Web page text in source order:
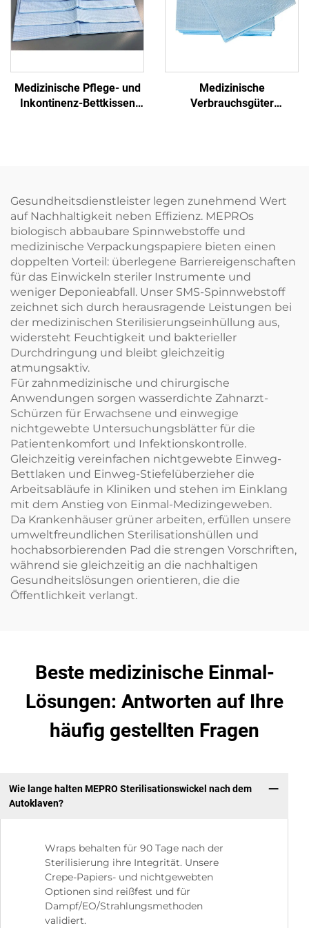
Medizinische Pflege- und
Inkontinenz-Bettkissen
Medizinische
Verbrauchsgüter
Gesundheitsdienstleister legen zunehmend Wert
auf Nachhaltigkeit neben Effizienz. MEPROs
biologisch abbaubare Spinnwebstoffe und
medizinische Verpackungspapiere bieten einen
doppelten Vorteil: überlegene Barriereigenschaften
für das Einwickeln steriler Instrumente und
weniger Deponieabfall. Unser SMS-Spinnwebstoff
zeichnet sich durch herausragende Leistungen bei
der medizinischen Sterilisierungseinhüllung aus,
widersteht Feuchtigkeit und bakterieller
Durchdringung und bleibt gleichzeitig
atmungsaktiv.
Für zahnmedizinische und chirurgische
Anwendungen sorgen wasserdichte Zahnarzt-
Schürzen für Erwachsene und einwegige
nichtgewebte Untersuchungsblätter für die
Patientenkomfort und Infektionskontrolle.
Gleichzeitig vereinfachen nichtgewebte Einweg-
Bettlaken und Einweg-Stiefelüberzieher die
Arbeitsabläufe in Kliniken und stehen im Einklang
mit dem Anstieg von Einmal-Medizingeweben.
Da Krankenhäuser grüner arbeiten, erfüllen unsere
umweltfreundlichen Sterilisationshüllen und
hochabsorbierenden Pad die strengen Vorschriften,
während sie gleichzeitig an die nachhaltigen
Gesundheitslösungen orientieren, die die
Öffentlichkeit verlangt.
Beste medizinische Einmal-
Lösungen: Antworten auf Ihre
häufig gestellten Fragen
Wie lange halten MEPRO Sterilisationswickel nach dem
Autoklaven?
Wraps behalten für 90 Tage nach der
Sterilisierung ihre Integrität. Unsere
Crepe-Papiers- und nichtgewebten
Optionen sind reißfest und für
Dampf/EO/Strahlungsmethoden
validiert.